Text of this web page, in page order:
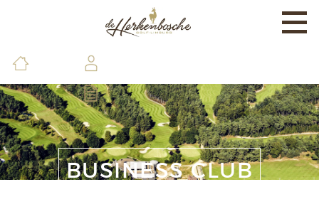
EXPERIENCE
BANEN & LAND
BRASSERIE & FACILITEITEN
DE GOLFSCHOOLBUSINESS CLUB